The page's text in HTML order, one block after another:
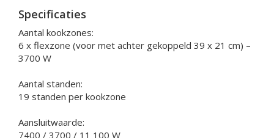
Specificaties
Aantal kookzones:
6 x flexzone (voor met achter gekoppeld 39 x 21 cm) –
3700 W
Aantal standen:
19 standen per kookzone
Aansluitwaarde:
7400 / 3700 / 11 100 W